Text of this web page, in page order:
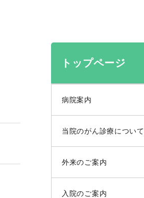
トップページ
病院案内
当院のがん診療について
外来のご案内
入院のご案内